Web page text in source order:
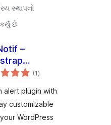
સ્થાપનો
છે
–
Alert
(1કુલ
રેટિંગ્સ
)
alert plugin with
customizable
WordPress